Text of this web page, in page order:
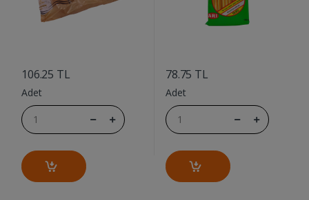
106.25 TL
Adet
78.75 TL
Adet